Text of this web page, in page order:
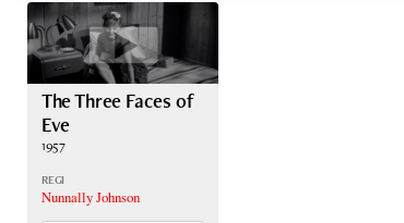
The Three Faces of
Eve
1957
REGI
Nunnally Johnson